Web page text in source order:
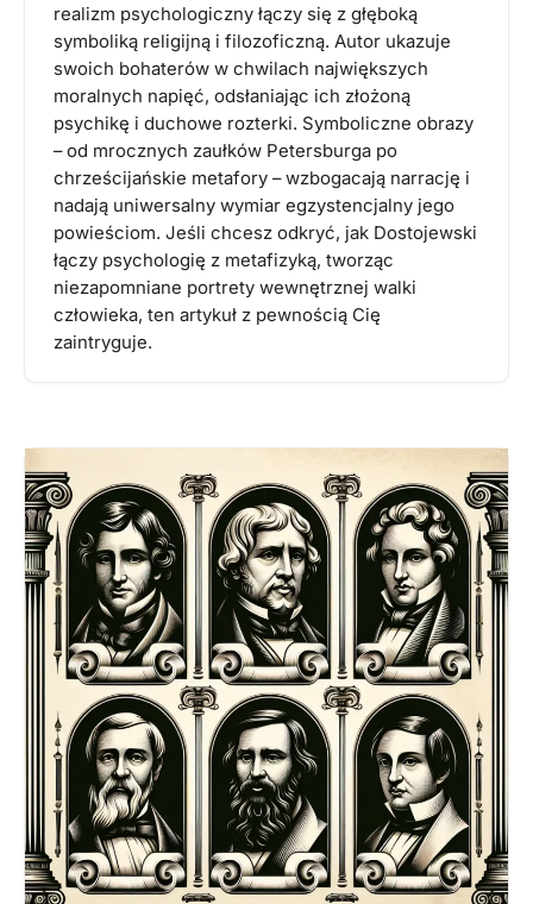
realizm psychologiczny łączy się z głęboką
symboliką religijną i filozoficzną. Autor ukazuje
swoich bohaterów w chwilach największych
moralnych napięć, odsłaniając ich złożoną
psychikę i duchowe rozterki. Symboliczne obrazy
– od mrocznych zaułków Petersburga po
chrześcijańskie metafory – wzbogacają narrację i
nadają uniwersalny wymiar egzystencjalny jego
powieściom. Jeśli chcesz odkryć, jak Dostojewski
łączy psychologię z metafizyką, tworząc
niezapomniane portrety wewnętrznej walki
człowieka, ten artykuł z pewnością Cię
zaintryguje.